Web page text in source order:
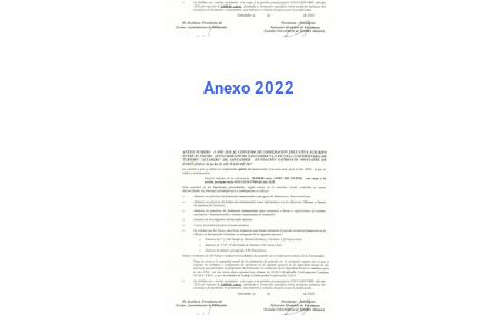
Anexo 2022